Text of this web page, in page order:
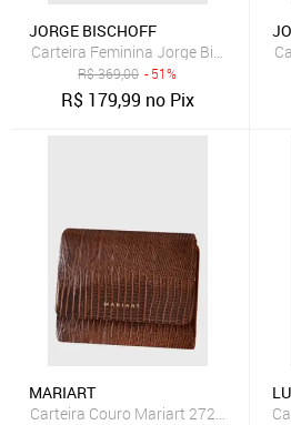
JORGE BISCHOFF
Carteira Feminina Jorge Bischoff
R$369,00 - 51%
R$ 179,99 no Pix
MARIART
Carteira Couro Mariart 272N Havana